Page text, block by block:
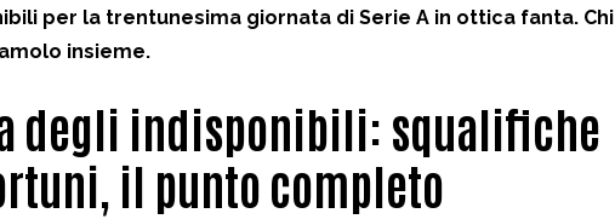
per la trentunesima giornata di Serie A in ottica fanta. Chi
insieme.
degli indisponibili: squalifiche
il punto completo